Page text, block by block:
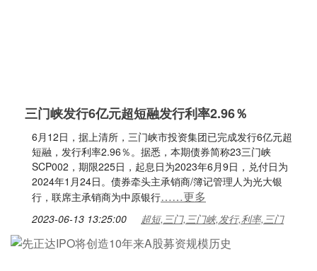
三门峡发行6亿元超短融发行利率2.96％
6月12日，据上清所，三门峡市投资集团已完成发行6亿元超
短融，发行利率2.96％。据悉，本期债券简称23三门峡
SCP002，期限225日，起息日为2023年6月9日，兑付日为
2024年1月24日。债券牵头主承销商/簿记管理人为光大银
行，联席主承销商为中原银行……更多
2023-06-13 13:25:00 超短,三门,三门峡,发行,利率,三门